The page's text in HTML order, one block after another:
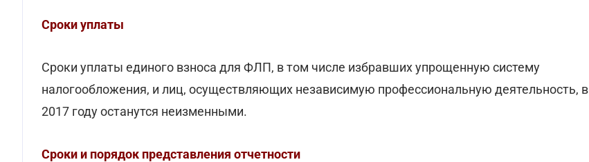
Сроки уплаты
Сроки уплаты единого взноса для ФЛП, в том числе избравших упрощенную систему
налогообложения, и лиц, осуществляющих независимую профессиональную деятельность, в
2017 году останутся неизменными.
Сроки и порядок представления отчетности